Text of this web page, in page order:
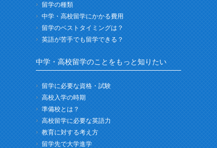
留学の種類
中学・高校留学にかかる費用
留学のベストタイミングは？
英語が苦手でも留学できる？
中学・高校留学のことをもっと知りたい
留学に必要な資格・試験
高校入学の時期
準備校とは？
高校留学に必要な英語力
教育に対する考え方
留学先で大学進学